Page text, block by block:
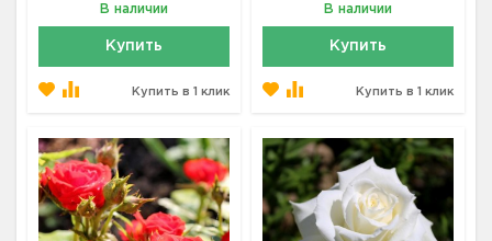
В наличии
Купить
Купить в 1 клик
В наличии
Купить
Купить в 1 клик